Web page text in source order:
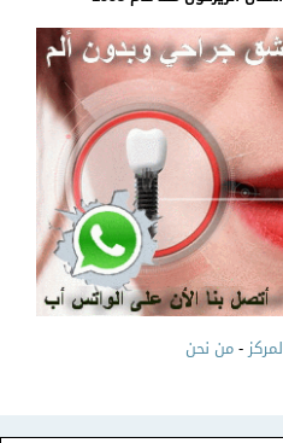
-من نحن